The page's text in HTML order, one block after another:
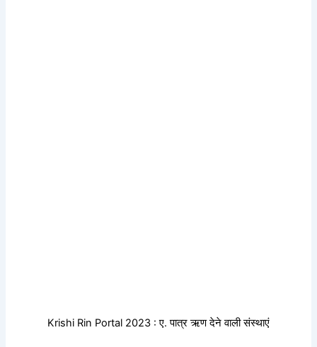
Krishi Rin Portal 2023 : ए. पात्र ऋण देने वाली संस्थाएं